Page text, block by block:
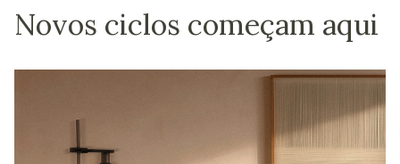
Novos ciclos começam aqui